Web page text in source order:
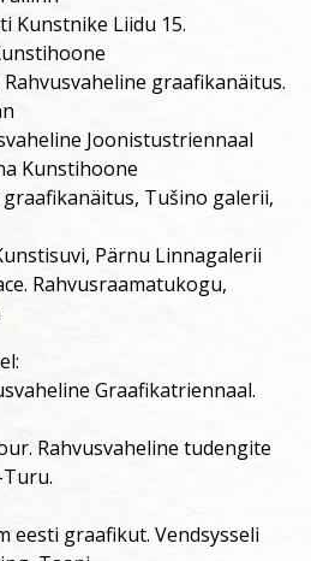
Kunstnike Liidu 15.
graafikanäitus.
Joonistustriennaal
Kunstihoone
Tušino galerii,
Pärnu Linnagalerii
Rahvusraamatukogu,
Graafikatriennaal.
Rahvusvaheline tudengite
eesti graafikut. Vendsysseli